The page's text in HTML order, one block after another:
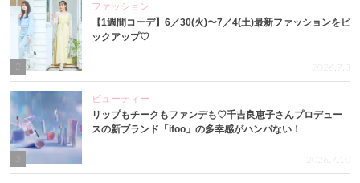
ファッション
【1週間コーデ】6／30(火)〜7／4(土)最新ファッションをピ
ックアップ♡
2026.7.8
3
ビューティー
リップもチークもファンデも♡千吉良恵子さんプロデュー
スの新ブランド「ifoo」の多幸感がハンパない！
2026.7.10